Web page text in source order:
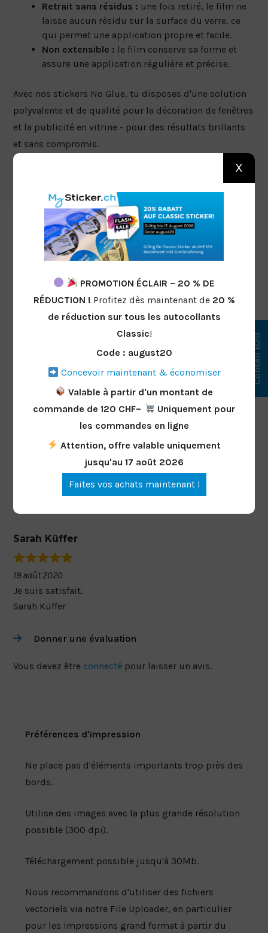
Retrait sans résidus : une fois retiré, le film ne
laisse aucun résidu sur la surface du verre, ce
qui permet une application propre et facile.
Non extensible : le film conserve sa forme et
assure une application régulière et précise.
Avec nos stickers No Glue, tu disposes d'une solution
polyvalente et de qualité pour la décoration de fenêtres
et la publicité en vitrine - pour des résultats brillants
et sans compromis.
Témoignages de clients
5 étoiles sur 5 (1
Sarah Küffer
19 août 2020
Je suis satisfait.
Sarah Küffer
Donner une évaluation
Vous devez être connecté pour laisser un avis.
Préférences d'impression
Ne place pas d'éléments importants trop près des
bords.
Utilise des images avec la plus grande résolution
possible (300 dpi).
Téléchargement possible jusqu'à 30Mb.
Nous recommandons d'utiliser des fichiers
vectoriels via notre File Uploader, en particulier
pour les impressions grand format à partir du
X
PROMOTION ÉCLAIR – 20 % DE
RÉDUCTION ! Profitez dès maintenant de 20 %
de réduction sur tous les autocollants
Classic!
Code : august20
Concevoir maintenant & économiser
Valable à partir d'un montant de
commande de 120 CHF–
Uniquement pour
les commandes en ligne
Attention, offre valable uniquement
jusqu'au 17 août 2026
Faites vos achats maintenant !
Conseil B2B